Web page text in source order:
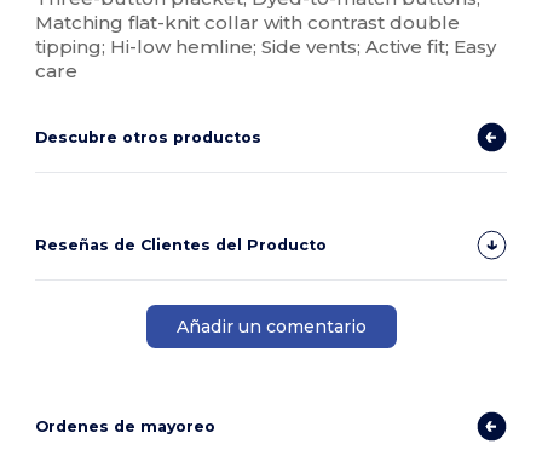
Matching flat-knit collar with contrast double
tipping; Hi-low hemline; Side vents; Active fit; Easy
care
Descubre otros productos
Reseñas de Clientes del Producto
Añadir un comentario
Ordenes de mayoreo